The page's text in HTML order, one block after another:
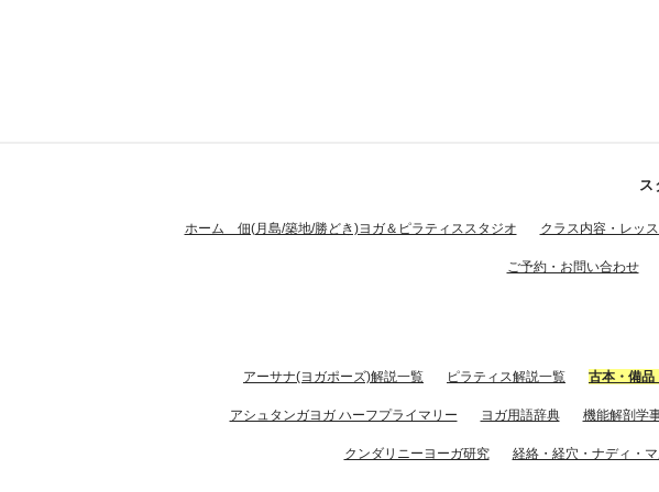
ス
ホーム 佃(月島/築地/勝どき)ヨガ＆ピラティススタジオ クラス内容・レッ
ご予約・お問い合わせ
アーサナ(ヨガポーズ)解説一覧 ピラティス解説一覧 古本・備品
アシュタンガヨガ ハーフプライマリー ヨガ用語辞典 機能解剖学
クンダリニーヨーガ研究 経絡・経穴・ナディ・